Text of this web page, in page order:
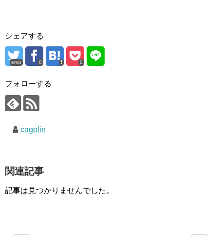
シェアする
error 0 0
フォローする
cagolin
関連記事
記事は見つかりませんでした。